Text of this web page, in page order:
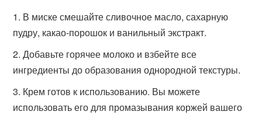
В миске смешайте сливочное масло, сахарную
пудру, какао-порошок и ванильный экстракт.
Добавьте горячее молоко и взбейте все
ингредиенты до образования однородной текстуры.
Крем готов к использованию. Вы можете
использовать его для промазывания коржей вашего